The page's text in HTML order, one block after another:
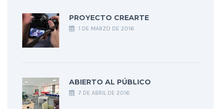
PROYECTO CREARTE
1 DE MARZO DE 2016
ABIERTO AL PÚBLICO
7 DE ABRIL DE 2016